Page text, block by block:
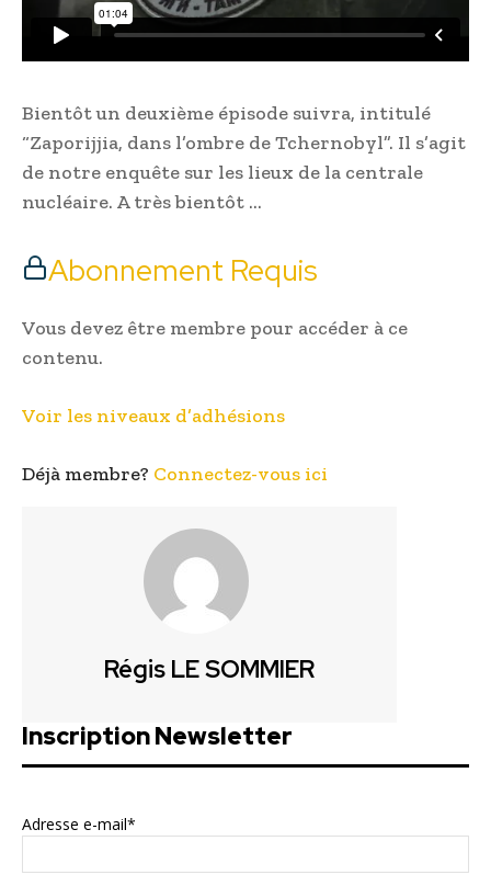
Bientôt un deuxième épisode suivra, intitulé
“Zaporijjia, dans l’ombre de Tchernobyl”. Il s’agit
de notre enquête sur les lieux de la centrale
nucléaire. A très bientôt …
Abonnement Requis
Vous devez être membre pour accéder à ce
contenu.
Voir les niveaux d’adhésions
Déjà membre? Connectez-vous ici
Régis LE SOMMIER
Inscription Newsletter
Adresse e-mail*